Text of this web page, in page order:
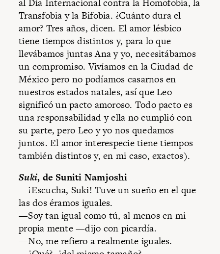
al Día Internacional contra la Homofobia, la
Transfobia y la Bifobia. ¿Cuánto dura el
amor? Tres años, dicen. El amor lésbico
tiene tiempos distintos y, para lo que
llevábamos juntas Ana y yo, necesitábamos
un compromiso. Vivíamos en la Ciudad de
México pero no podíamos casarnos en
nuestros estados natales, así que Leo
significó un pacto amoroso. Todo pacto es
una responsabilidad y ella no cumplió con
su parte, pero Leo y yo nos quedamos
juntos. El amor interespecie tiene tiempos
también distintos y, en mi caso, exactos).
Suki, de Suniti Namjoshi
—¡Escucha, Suki! Tuve un sueño en el que
las dos éramos iguales.
—Soy tan igual como tú, al menos en mi
propia mente —dijo con picardía.
—No, me refiero a realmente iguales.